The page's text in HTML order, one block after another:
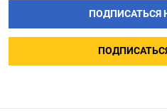
ПОДПИСАТЬСЯ
ПОДПИСАТЬСЯ